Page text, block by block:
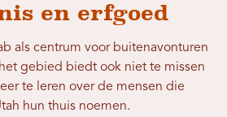
en erfgoed
als centrum voor buitenavonturen
gebied biedt ook niet te missen
te leren over de mensen die
hun thuis noemen.